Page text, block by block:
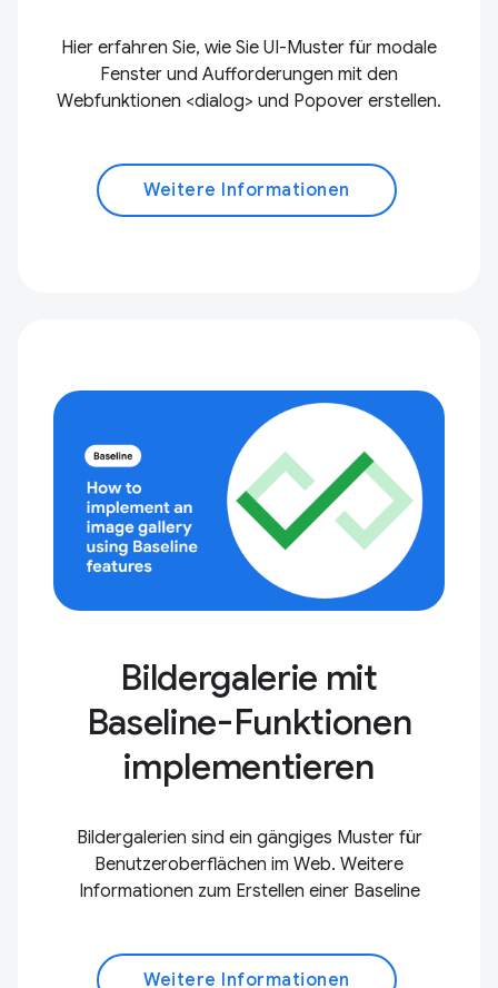
Hier erfahren Sie, wie Sie UI-Muster für modale
Fenster und Aufforderungen mit den
Webfunktionen <dialog> und Popover erstellen.
Weitere Informationen
Bildergalerie mit
Baseline-Funktionen
implementieren
Bildergalerien sind ein gängiges Muster für
Benutzeroberflächen im Web. Weitere
Informationen zum Erstellen einer Baseline
Weitere Informationen